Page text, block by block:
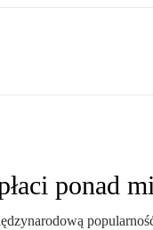
ponad